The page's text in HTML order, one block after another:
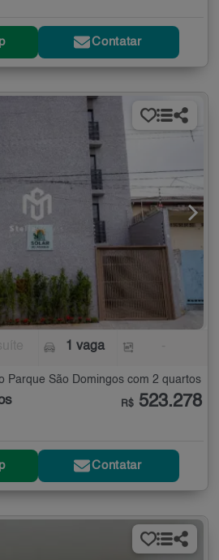
Contatar
1 vaga
Parque São Domingos com 2 quartos
R$ 523.278
Contatar